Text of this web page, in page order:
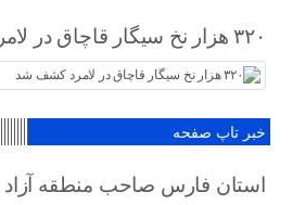
۳۲۰ هزار نخ سیگار قاچاق در لامرد کشف شد
خبر تاپ صفحه
استان فارس صاحب منطقه